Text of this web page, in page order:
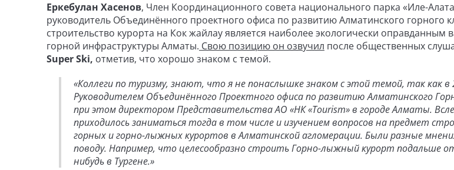
Еркебулан Хасенов, Член Координационного совета национального парка «Иле-
руководитель Объединённого проектного офиса по развитию Алматинского горного
строительство курорта на Кок жайлау является наиболее экологически оправданным
горной инфраструктуры Алматы. Свою позицию он озвучил после общественных
Super Ski, отметив, что хорошо знаком с темой.
«Коллеги по туризму, знают, что я не понаслышке знаком с этой темой, так как в
Руководителем Объединённого Проектного офиса по развитию Алматинского
при этом директором Представительства АО «НК «Tourism» в городе Алматы.
приходилось заниматься тогда в том числе и изучением вопросов на предмет
горных и горно-лыжных курортов в Алматинской агломерации. Были разные
поводу. Например, что целесообразно строить Горно-лыжный курорт подальше
нибудь в Тургене.»